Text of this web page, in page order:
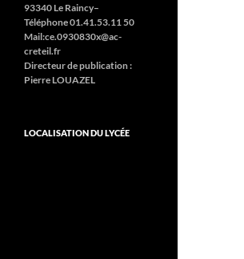
93340 Le Raincy–
Téléphone 01.41.53.11 50
Mail:ce.0930830x@ac-
creteil.fr
Directeur de publication :
Pierre LOUAZEL
LOCALISATION DU LYCÉE